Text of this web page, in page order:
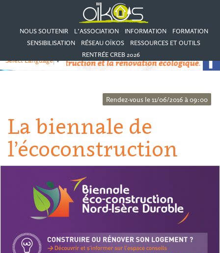
NOUS SOUTENIR L’ASSOCIATION INFORMATION
FORMATION
SENSIBILISATION
RÉSEAU OÏKOS
RESSOURCES ET OUTILS
RENTRÉE CREB 2026
Select Language▼
Rendez-vous le 11/06/2016 à 09:00
La biennale de
l’écoconstruction